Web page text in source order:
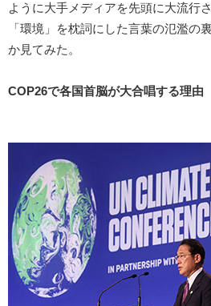
ように大手メディアを先頭に大流行
「環境」を枕詞にした言葉の氾濫の
か見てみた。
COP26で各国首脳が大合唱する理由